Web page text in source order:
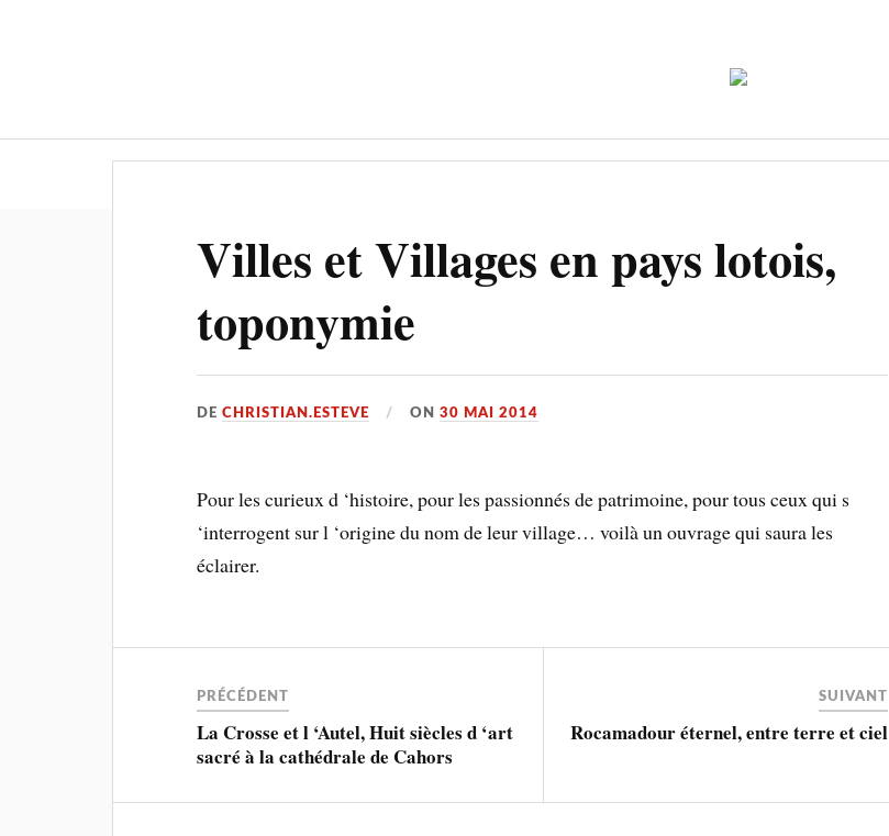
Villes et Villages en pays lotois,
toponymie
DECHRISTIAN.ESTEVE ON30 MAI 2014
Pour les curieux d ‘histoire, pour les passionnés de patrimoine, pour tous ceux qui s
‘interrogent sur l ‘origine du nom de leur village… voilà un ouvrage qui saura les
éclairer.
PRÉCÉDENT
La Crosse et l ‘Autel, Huit siècles d ‘art
sacré à la cathédrale de Cahors
SUIVANT
Rocamadour éternel, entre terre et ciel